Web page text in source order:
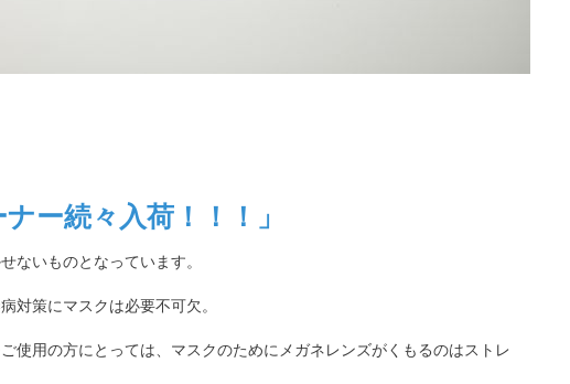
ー続々入荷！！！」
ないものとなっています。
対策にマスクは必要不可欠。
使用の方にとっては、マスクのためにメガネレンズがくもるのはストレ